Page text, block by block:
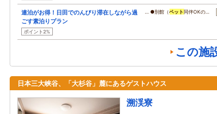
連泊がお得！日田でのんびり滞在しながら過
ごす素泊りプラン
ポイント2%
… ●別館（ペット 同伴OKの…
この施
日本三大峡谷、「大杉谷」麓にあるゲストハウス
溯渓寮